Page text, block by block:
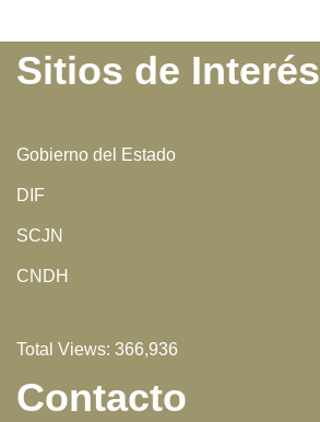
Sitios de Interés
Gobierno del Estado
DIF
SCJN
CNDH
Total Views: 366,936
Contacto